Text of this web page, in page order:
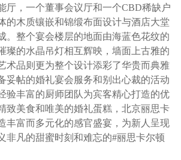
厅，一个董事会议厅和一个CBD稀缺户
的木质镶嵌和锦缎布面设计与酒店大堂
。整个宴会楼层的地面由海蓝色花纹的
璨的水晶吊灯相互辉映，墙面上古雅的
术品则更为整个设计添彩了华贵而典雅
妥帖的婚礼宴会服务和别出心裁的活动
验丰富的厨师团队为宾客精心打造的优
致美食和唯美的婚礼蛋糕，北京丽思卡
丰富而多元化的感官盛宴，为新人呈现
非凡的甜蜜时刻和难忘的#丽思卡尔顿